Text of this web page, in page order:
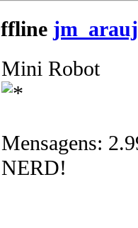
Mini Robot
Mensagens:
NERD!